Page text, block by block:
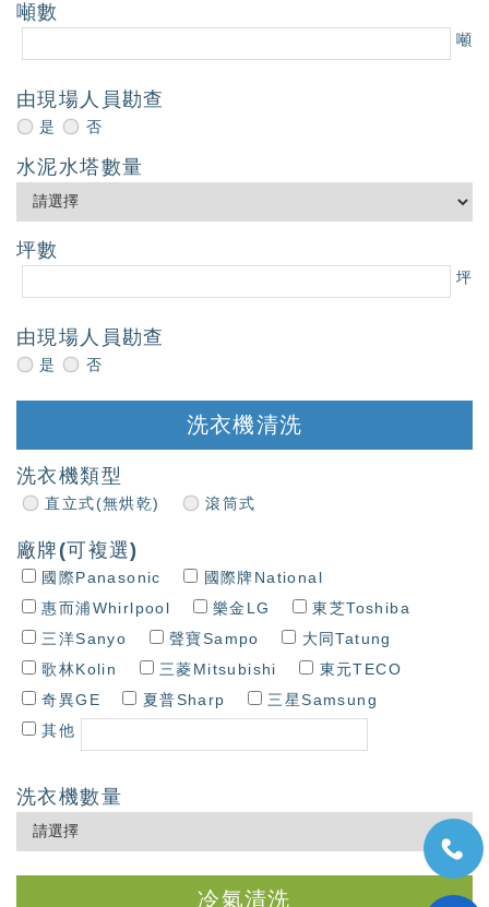
噸數
噸
由現場人員勘查
是 否
水泥水塔數量
坪數
坪
由現場人員勘查
是 否
洗衣機清洗
洗衣機類型
直立式(無烘乾) 滾筒式
廠牌(可複選)
國際Panasonic
國際牌National
惠而浦Whirlpool
樂金LG
東芝Toshiba
三洋Sanyo
聲寶Sampo
大同Tatung
歌林Kolin
三菱Mitsubishi
東元TECO
奇異GE
夏普Sharp
三星Samsung
其他
洗衣機數量
冷氣清洗